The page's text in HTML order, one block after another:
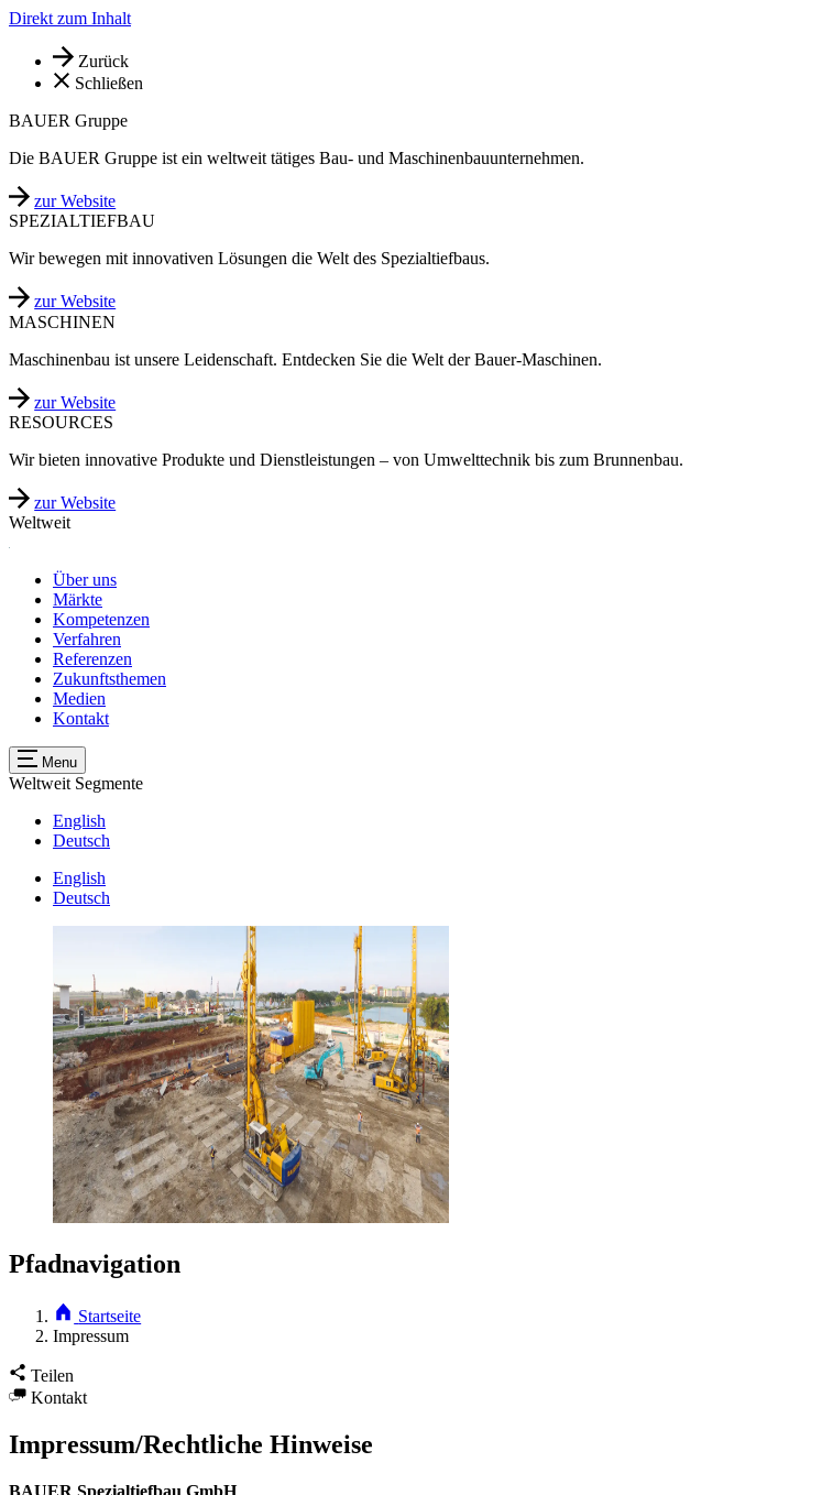
Direkt zum Inhalt
Zurück
Schließen
BAUER Gruppe
Die BAUER Gruppe ist ein weltweit tätiges Bau- und Maschinenbauunternehmen.
zur Website
SPEZIALTIEFBAU
Wir bewegen mit innovativen Lösungen die Welt des Spezialtiefbaus.
zur Website
MASCHINEN
Maschinenbau ist unsere Leidenschaft. Entdecken Sie die Welt der Bauer-Maschinen.
zur Website
RESOURCES
Wir bieten innovative Produkte und Dienstleistungen – von Umwelttechnik bis zum Brunnenbau.
zur Website
Weltweit
Über uns
Märkte
Kompetenzen
Verfahren
Referenzen
Zukunftsthemen
Medien
Kontakt
Menu
Weltweit Segmente
English
Deutsch
English
Deutsch
Pfadnavigation
Startseite
Impressum
Teilen
Kontakt
Impressum/Rechtliche Hinweise
BAUER Spezialtiefbau GmbH